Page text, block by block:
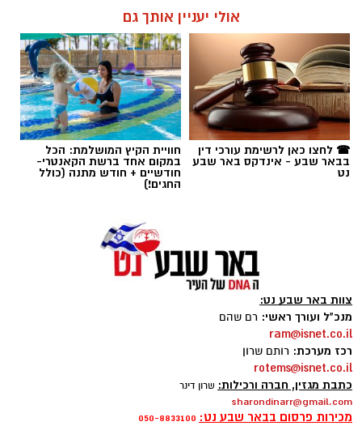
תגים:באר שבע נט, בית החולים סורוקה
צילום: דוברות סורוקה
אולי יעניין אותך גם
☎ לחצו כאן לרשימת עורכי דין
בבאר שבע - אינדקס באר שבע
נט
חוויית הקיץ המושלמת: הכל
במקום אחד ברשת הקאנטרי-
חודשיים + חודש מתנה (כולל
החגים!)
צוות באר שבע נט:
מנכ"ל ועורך ראשי: רם שהם
ram@isnet.co.il
רכז מערכת: רותם שרון
rotems@isnet.co.il
כתבת מגזין, חברה ורכילות: שרון דינר
sharondinarr@gmail.com
מכירות פרסום בבאר שבע נט: 050-8833100